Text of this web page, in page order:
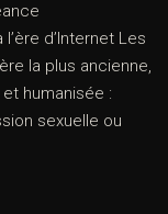
d’Internet Les
la plus ancienne,
humanisée :
sexuelle ou